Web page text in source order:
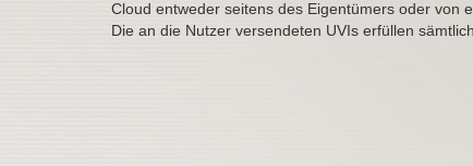
Cloud entweder seitens des Eigentümers oder von
Die an die Nutzer versendeten UVIs erfüllen